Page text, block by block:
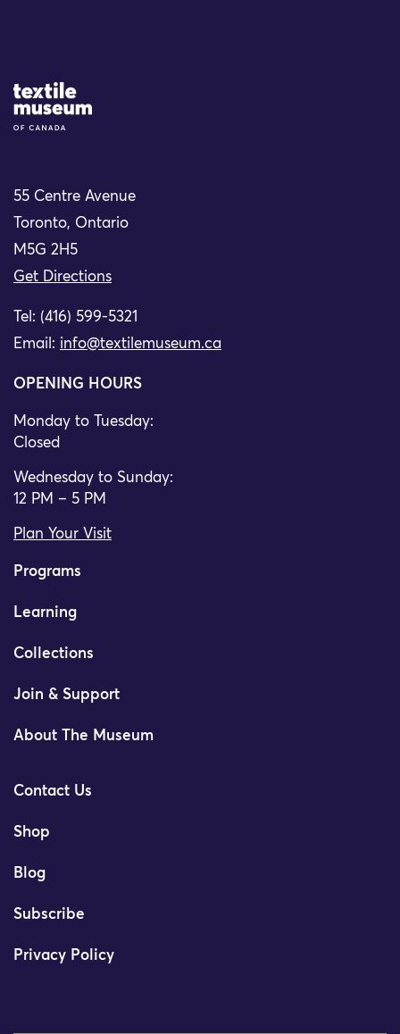
Site Logo
55 Centre Avenue
Toronto, Ontario
M5G 2H5
Get Directions
Tel: (416) 599-5321
Email: info@textilemuseum.ca
OPENING HOURS
Monday to Tuesday:
Closed
Wednesday to Sunday:
12 PM – 5 PM
Plan Your Visit
Programs
Learning
Collections
Join & Support
About The Museum
Contact Us
Shop
Blog
Subscribe
Privacy Policy